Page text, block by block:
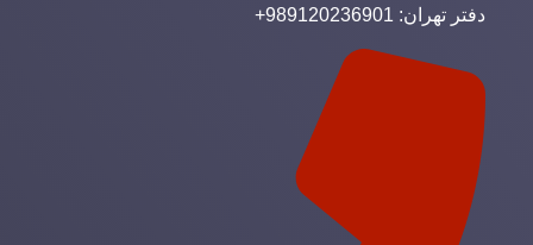
دفتر تهران: 989120236901+